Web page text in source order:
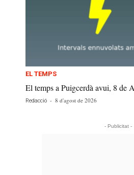
EL TEMPS
El temps a Puigcerdà avui, 8 de
Redacció - 8 d'agost de 2026
- Publicitat -